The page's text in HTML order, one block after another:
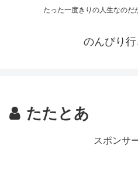
たった一度きりの人生なのだ
のんびり行
たたとあ
スポンサ